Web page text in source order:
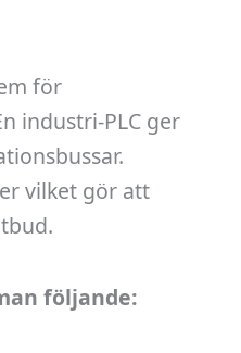
för
industri-PLC ger
vilket gör att
följande: